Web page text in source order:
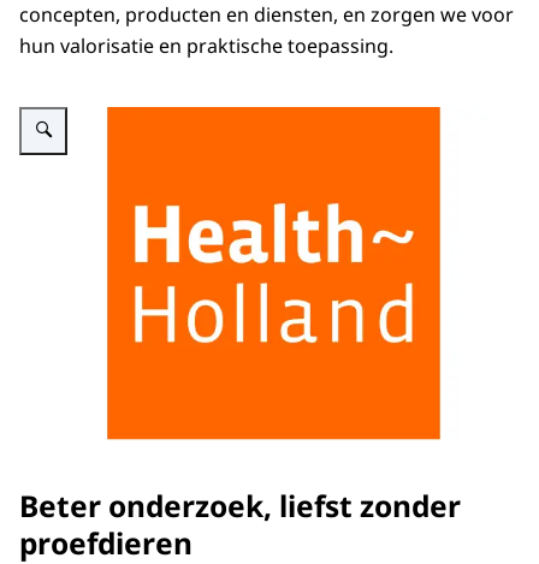
concepten, producten en diensten, en zorgen we voor
hun valorisatie en praktische toepassing.
Vergroot afbeelding logo van Health~Holland
Beter onderzoek, liefst zonder
proefdieren